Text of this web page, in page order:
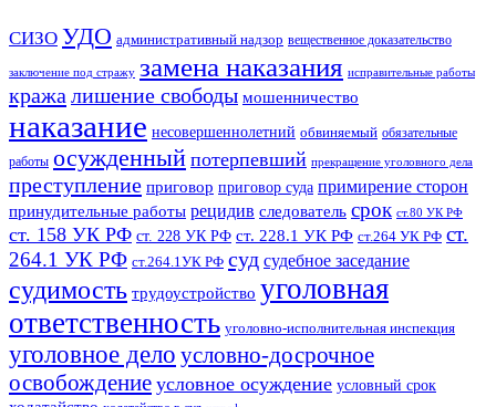
СИЗО УДО административный надзор вещественное доказательство
заключение под стражу замена наказания исправительные работы
кража лишение свободы мошенничество
наказание несовершеннолетний обвиняемый обязательные
работы осужденный потерпевший прекращение уголовного дела
преступление приговор приговор суда примирение сторон
принудительные работы рецидив следователь срок ст.80 УК РФ
ст. 158 УК РФ ст. 228 УК РФ ст. 228.1 УК РФ ст.264 УК РФ ст.
264.1 УК РФ ст.264.1УК РФ суд судебное заседание
судимость трудоустройство уголовная
ответственность уголовно-исполнительная инспекция
уголовное дело условно-досрочное
освобождение условное осуждение условный срок